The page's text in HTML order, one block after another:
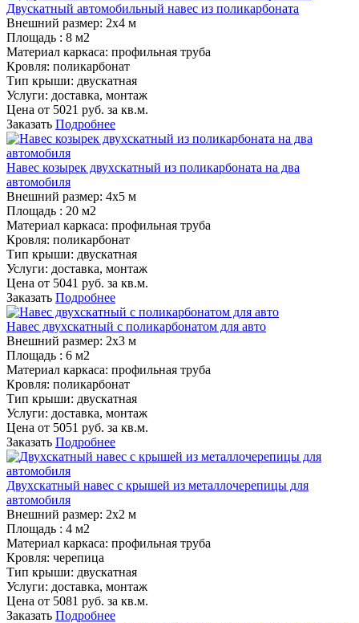
Двускатный автомобильный навес из поликарбоната
Внешний размер: 2х4 м
Площадь : 8 м2
Материал каркаса: профильная труба
Кровля: поликарбонат
Тип крыши: двускатная
Услуги: доставка, монтаж
Цена от 5021 руб. за кв.м.
Заказать Подробнее
Навес козырек двухскатный из поликарбоната на два
автомобиля
Внешний размер: 4х5 м
Площадь : 20 м2
Материал каркаса: профильная труба
Кровля: поликарбонат
Тип крыши: двускатная
Услуги: доставка, монтаж
Цена от 5041 руб. за кв.м.
Заказать Подробнее
Навес двухскатный с поликарбонатом для авто
Внешний размер: 2х3 м
Площадь : 6 м2
Материал каркаса: профильная труба
Кровля: поликарбонат
Тип крыши: двускатная
Услуги: доставка, монтаж
Цена от 5051 руб. за кв.м.
Заказать Подробнее
Двухскатный навес с крышей из металлочерепицы для
автомобиля
Внешний размер: 2х2 м
Площадь : 4 м2
Материал каркаса: профильная труба
Кровля: черепица
Тип крыши: двускатная
Услуги: доставка, монтаж
Цена от 5081 руб. за кв.м.
Заказать Подробнее